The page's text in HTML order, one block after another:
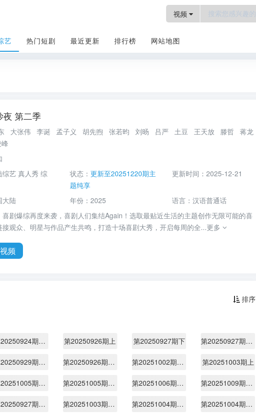
视频
艺 热门短剧 最近更新 排行榜 网站地图
综艺
夜 第二季
大张伟 李诞 孟子义 胡先煦 张若昀 刘旸 吕严 土豆 王天放 滕哲
蒋龙
综艺 真人秀 综
状态：更新至20251220期主
题纯享
更新时间： 2025-12-21
大陆 年份：2025 语言： 汉语普通话
爆综再度来袭，喜剧人们集结Again！选取最贴近生活的主题创作无限可能的喜
接观众、明星与作品产生共鸣，打造十场喜剧大秀，开启每周的全...更多
视频
排序
第20250924期先导2 第20250926期上 第20250927期下 第20250927期第1期陪看
第20250929期第1期喜人课间游戏时间 第20250926期练舞特辑 第20251002期喜人聚会 第20251003期上
第20251005期不好笑惩罚室 第20251005期展演版 第20251006期第二期喜人课间游戏时间 第20251009期喜人聚会
第20250927期下纯享版 第20251003期上纯享版 第20251004期下纯享版 第20251004期陪看